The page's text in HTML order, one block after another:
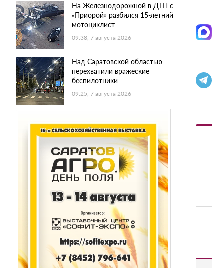
На Железнодорожной в ДТП с
«Приорой» разбился 15-летний
мотоциклист
09:38, 7 августа 2026
Над Саратовской областью
перехватили вражеские
беспилотники
09:25, 7 августа 2026